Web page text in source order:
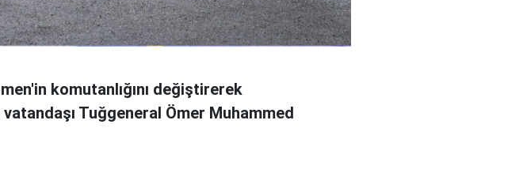
komutanlığını değiştirerek
Tuğgeneral Ömer Muhammed